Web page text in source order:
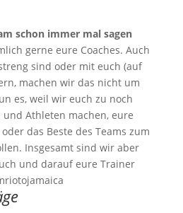
schon immer mal sagen
gerne eure Coaches. Auch
sind oder mit euch (auf
machen wir das nicht um
es, weil wir euch zu noch
Athleten machen, eure
das Beste des Teams zum
Insgesamt sind wir aber
und darauf eure Trainer